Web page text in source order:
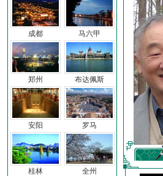
成都
郑州
安阳
桂林
马六甲
布达佩斯
罗马
全州
冯亦同